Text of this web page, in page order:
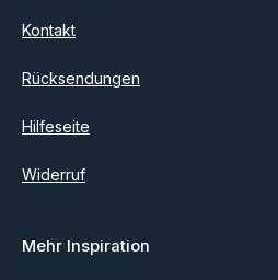
Kontakt
Rücksendungen
Hilfeseite
Widerruf
Mehr Inspiration